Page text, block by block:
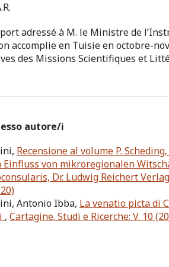
adressé à M. le Ministre de
accomplie en Tuisie en octobre-
des Missions Scientifiques et
autore/i
Recensione al volume P.
Einfluss von mikroregionalen
Dr. Ludwig Reichert
Antonio Ibba, La venatio picta di
, Cartagine. Studi e Ricerche: V. 10